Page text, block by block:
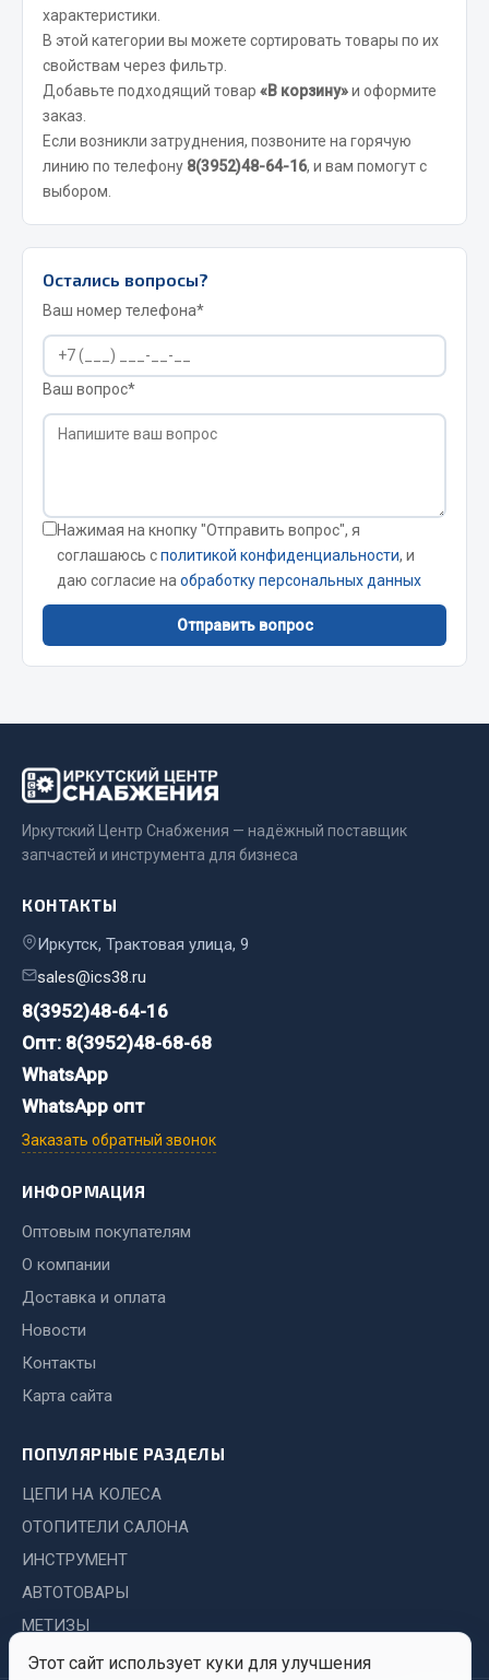
Колеса и шины
Система охлаждения
Подвеска
Кабина
Оперение кабины
Показать ещё
Весь раздел
Запчасти FAW
Подвеска
Двигатель
Система охлаждения
Сцепление
Электрооборудование
Показать ещё
Весь раздел
Mann-filter
Vic
Автоторг
Дифа
Фильтры DONALDSON
Показать ещё
Весь раздел
Всё для сварки
Маски, краги сварщика
Сварочное оборудование
Весь раздел
CUMMINS HAFFEN
Весь раздел
Весь раздел
Стяжки, тросы, канаты
характеристики.
В этой категории вы можете сортировать товары по их
свойствам через фильтр.
Добавьте подходящий товар «В корзину»и оформите
заказ.
Если возникли затруднения, позвоните на горячую
линию по телефону 8(3952)48-64-16, и вам помогут с
выбором.
Остались вопросы?
Ваш номер телефона*
Ваш вопрос*
Нажимая на кнопку "Отправить вопрос", я
соглашаюсь сполитикой конфиденциальности, и
даю согласие на обработку персональных данных
Отправить вопрос
Этот сайт использует куки для улучшения
Иркутский Центр Снабжения — надёжный поставщик
запчастей и инструмента для бизнеса
КОНТАКТЫ
Иркутск, Трактовая улица, 9
sales@ics38.ru
8(3952)48-64-16
Опт: 8(3952)48-68-68
WhatsApp
WhatsApp опт
Заказать обратный звонок
ИНФОРМАЦИЯ
Оптовым покупателям
О компании
Доставка и оплата
Новости
Контакты
Карта сайта
ПОПУЛЯРНЫЕ РАЗДЕЛЫ
ЦЕПИ НА КОЛЕСА
ОТОПИТЕЛИ САЛОНА
ИНСТРУМЕНТ
АВТОТОВАРЫ
МЕТИЗЫ